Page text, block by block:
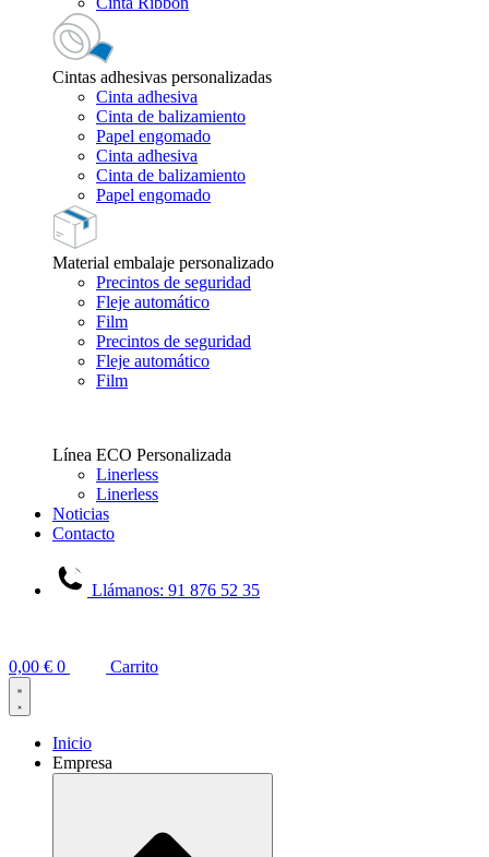
Cintas adhesivas personalizadas
Cinta adhesiva
Cinta de balizamiento
Papel engomado
Cinta adhesiva
Cinta de balizamiento
Papel engomado
Material embalaje personalizado
Precintos de seguridad
Fleje automático
Film
Precintos de seguridad
Fleje automático
Film
Línea ECO Personalizada
Linerless
Linerless
Noticias
Contacto
Llámanos: 91 876 52 35
0,00 € 0 Carrito
Inicio
Empresa